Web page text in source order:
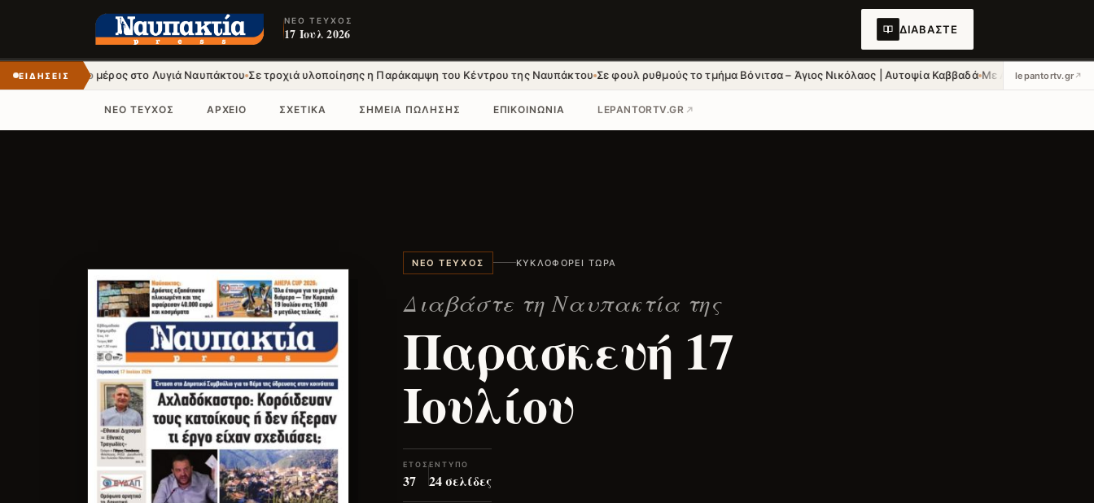
ΝΈΟ ΤΕΎΧΟΣ
17 Ιουλ 2026 ΔΙΑΒΆΣΤΕ
ΕΙΔΉΣΕΙΣ
μεγάλο μέρος στο Λυγιά Ναυπάκτου Σε τροχιά υλοποίησης η Παράκαμψη του Κέντρου της Ναυπάκτου Σε φουλ ρυθμούς το τμήμα Βόνιτσα – Άγιος Νικόλαος | Αυτοψία Καββαδά Με Αρχιερατικήlepantortv.gr
ΝΈΟ ΤΕΎΧΟΣ ΑΡΧΕΊΟ ΣΧΕΤΙΚΆ ΣΗΜΕΊΑ ΠΏΛΗΣΗΣ ΕΠΙΚΟΙΝΩΝΊΑ LEPANTORTV.GR
ΝΈΟ ΤΕΎΧΟΣ ΚΥΚΛΟΦΟΡΕΊ ΤΏΡΑ
Διαβάστε τη Ναυπακτία της
Παρασκευή 17
Ιουλίου
ΈΤΟΣ
37
ΈΝΤΥΠΟ
24 σελίδες